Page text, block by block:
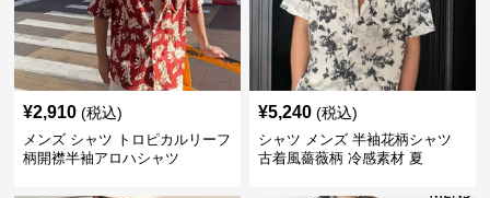
¥2,910 (税込)
メンズ シャツ トロピカルリーフ
柄開襟半袖アロハシャツ
¥5,240 (税込)
シャツ メンズ 半袖花柄シャツ
古着風薔薇柄 冷感素材 夏